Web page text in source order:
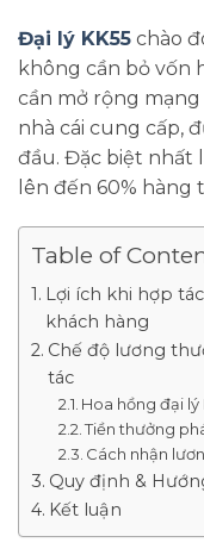
Đại lý KK55 chào
không cần bỏ vốn
cần mở rộng
nhà cái cung cấp,
đầu. Đặc biệt nhất
lên đến 60% hàng
Table of
Lợi ích khi hợp
khách hàng
Chế độ lương
tác
Hoa hồng đại lý
Tiền thưởng
Cách nhận
Quy định &
Kết luận